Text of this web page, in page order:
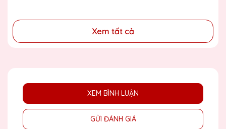
Xem tất cả
XEM BÌNH LUẬN
GỬI ĐÁNH GIÁ